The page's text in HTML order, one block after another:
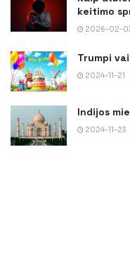
keitimo
2026-02-
Trumpi
2024-11-21
Indijos
2024-11-23